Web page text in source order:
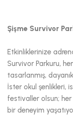
Şişme Survivor
Etkinliklerinize
Survivor Parkuru,
tasarlanmış,
İster okul şenlikleri,
festivaller olsun;
bir deneyim